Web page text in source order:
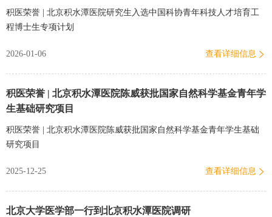
积医荣誉 | 北京积水潭医院研究生入选中国科协青年科技人才培育工
程博士生专项计划
2026-01-06 查看详细信息
积医荣誉 | 北京积水潭医院陈威获批国家自然科学基金青年学
生基础研究项目
积医荣誉 | 北京积水潭医院陈威获批国家自然科学基金青年学生基础
研究项目
2025-12-25 查看详细信息
北京大学医学部一行到北京积水潭医院调研